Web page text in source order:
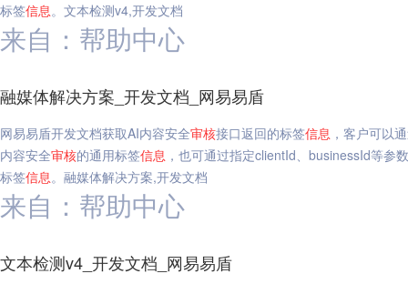
标签信息。文本检测v4,开发文档
来自：帮助中心
融媒体解决方案_开发文档_网易易盾
网易易盾开发文档获取AI内容安全审核接口返回的标签信息 ，客户可以
内容安全审核的通用标签信息 ，也可通过指定clientId、businessId等参
标签信息。融媒体解决方案,开发文档
来自：帮助中心
文本检测v4_开发文档_网易易盾